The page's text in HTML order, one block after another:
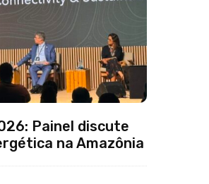
Painel discute
na Amazônia